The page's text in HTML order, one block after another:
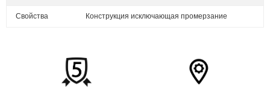
Свойства Конструкция исключающая промерзание